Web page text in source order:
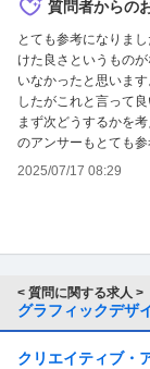
質問者からの
とても参考になりま
けた良さというもの
いなかったと思いま
したがこれと言って
まず次どうするかを
のアンサーもとても参
2025/07/17 08:29
< 質問に関する求人 >
グラフィックデザ
クリエイティブ・